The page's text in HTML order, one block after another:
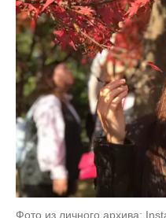
Фото из личного архива: